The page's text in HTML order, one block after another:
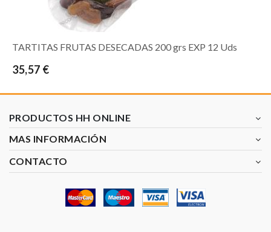
TARTITAS FRUTAS DESECADAS 200 grs EXP 12 Uds
35,57 €
PRODUCTOS HH ONLINE
MAS INFORMACIÓN
CONTACTO